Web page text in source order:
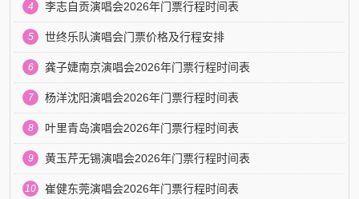
4 李志自贡演唱会2026年门票行程时间表
5 世终乐队演唱会门票价格及行程安排
6 龚子婕南京演唱会2026年门票行程时间表
7 杨洋沈阳演唱会2026年门票行程时间表
8 叶里青岛演唱会2026年门票行程时间表
9 黄玉芹无锡演唱会2026年门票行程时间表
10 崔健东莞演唱会2026年门票行程时间表